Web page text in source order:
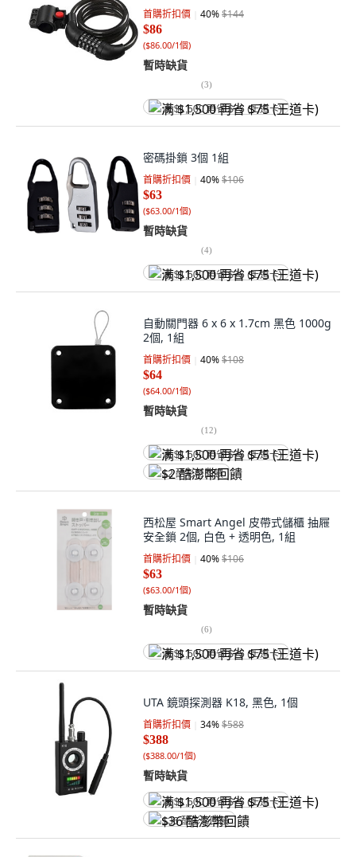
首購折扣價 40%$144
$86
($86.00/1個)
暫時缺貨
(3)
满 $1,500 再省 $75 (王道卡)
密碼掛鎖 3個 1組
首購折扣價 40%$106
$63
($63.00/1個)
暫時缺貨
(4)
满 $1,500 再省 $75 (王道卡)
自動關門器 6 x 6 x 1.7cm 黑色 1000g
2個, 1組
首購折扣價 40%$108
$64
($64.00/1個)
暫時缺貨
(12)
满 $1,500 再省 $75 (王道卡)
$2 酷澎幣回饋
西松屋 Smart Angel 皮帶式儲櫃 抽屜
安全鎖 2個, 白色 + 透明色, 1組
首購折扣價 40%$106
$63
($63.00/1個)
暫時缺貨
(6)
满 $1,500 再省 $75 (王道卡)
UTA 鏡頭探測器 K18, 黑色, 1個
首購折扣價 34%$588
$388
($388.00/1個)
暫時缺貨
满 $1,500 再省 $75 (王道卡)
$36 酷澎幣回饋